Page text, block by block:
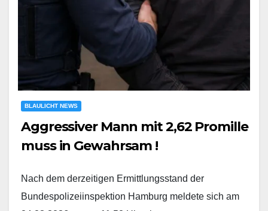
BLAULICHT NEWS
Aggressiver Mann mit 2,62 Promille
muss in Gewahrsam !
Nach dem derzeitigen Ermittlungsstand der
Bundespolizeiinspektion Hamburg meldete sich am